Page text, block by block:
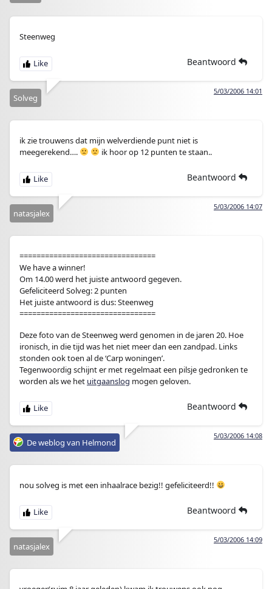
Steenweg
Beantwoord
5/03/2006 14:01
Solveg
ik zie trouwens dat mijn welverdiende punt niet is
meegerekend….
ik hoor op 12 punten te staan..
Beantwoord
5/03/2006 14:07
natasjalex
================================
We have a winner!
Om 14.00 werd het juiste antwoord gegeven.
Gefeliciteerd Solveg: 2 punten
Het juiste antwoord is dus: Steenweg
================================
Deze foto van de Steenweg werd genomen in de jaren 20. Hoe
ironisch, in die tijd was het niet meer dan een zandpad. Links
stonden ook toen al de ‘Carp woningen’.
Tegenwoordig schijnt er met regelmaat een pilsje gedronken te
worden als we het uitgaanslog mogen geloven.
Beantwoord
5/03/2006 14:08
De weblog van Helmond
nou solveg is met een inhaalrace bezig!! gefeliciteerd!!
Beantwoord
5/03/2006 14:09
natasjalex